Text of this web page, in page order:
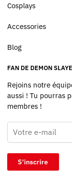
Cosplays
Accessories
Blog
FAN DE DEMON
Rejoins notre
aussi ! Tu pourras
membres !